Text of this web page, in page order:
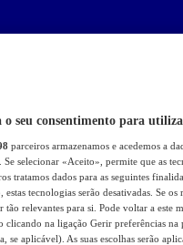
seu consentimento para
parceiros armazenamos e acedemos a
selecionar «Aceito», permite que as
tratamos dados para as seguintes
estas tecnologias serão desativadas. Se
tão relevantes para si. Pode voltar a este
clicando na ligação Gerir preferências
se aplicável). As suas escolhas serão